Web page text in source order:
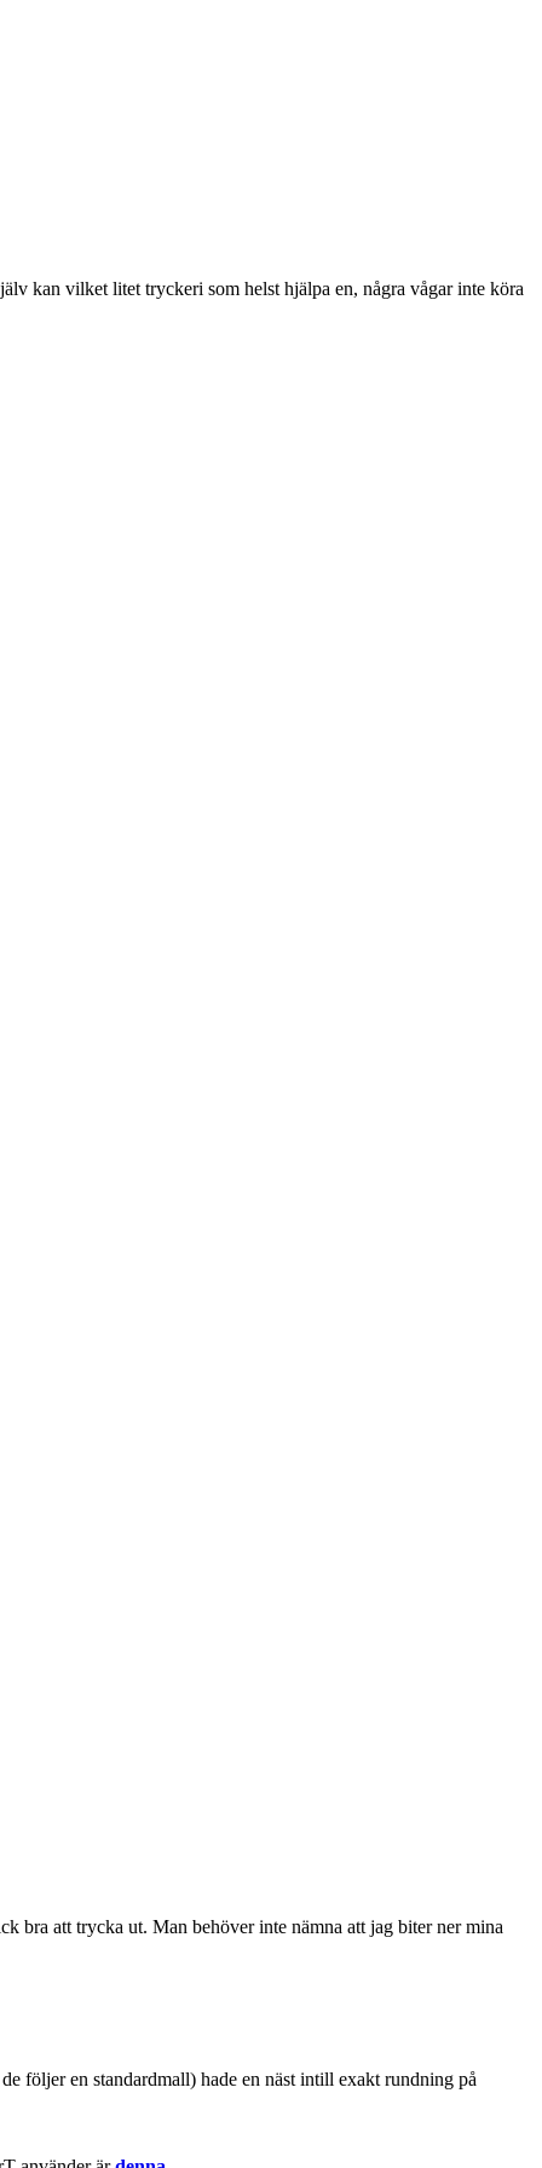
kan vilket litet tryckeri som helst hjälpa en, några vågar inte köra
bra att trycka ut. Man behöver inte nämna att jag biter ner mina
följer en standardmall) hade en näst intill exakt rundning på